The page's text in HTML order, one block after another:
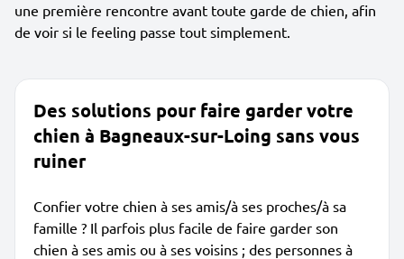
une première rencontre avant toute garde de chien, afin
de voir si le feeling passe tout simplement.
Des solutions pour faire garder votre
chien à Bagneaux-sur-Loing sans vous
ruiner
Confier votre chien à ses amis/à ses proches/à sa
famille ? Il parfois plus facile de faire garder son
chien à ses amis ou à ses voisins ; des personnes à